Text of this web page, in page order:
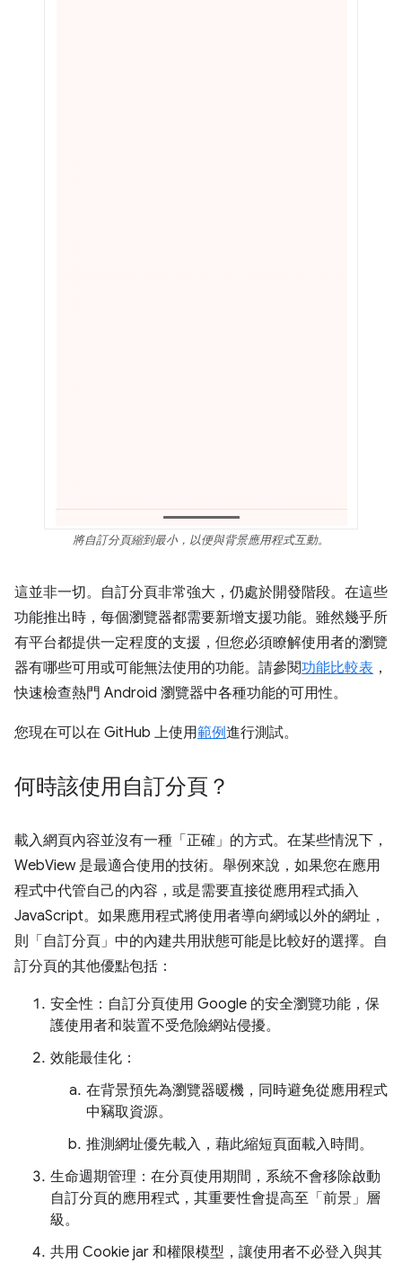
將自訂分頁縮到最小，以便與背景應用程式互動。
這並非一切。自訂分頁非常強大，仍處於開發階段。在這些
功能推出時，每個瀏覽器都需要新增支援功能。雖然幾乎所
有平台都提供一定程度的支援，但您必須瞭解使用者的瀏覽
器有哪些可用或可能無法使用的功能。請參閱功能比較表 ，
快速檢查熱門 Android 瀏覽器中各種功能的可用性。
您現在可以在 GitHub 上使用範例進行測試。
何時該使用自訂分頁？
載入網頁內容並沒有一種「正確」的方式。在某些情況下，
WebView 是最適合使用的技術。舉例來說，如果您在應用
程式中代管自己的內容，或是需要直接從應用程式插入
JavaScript。如果應用程式將使用者導向網域以外的網址，
則「自訂分頁」中的內建共用狀態可能是比較好的選擇。自
訂分頁的其他優點包括：
安全性：自訂分頁使用 Google 的安全瀏覽功能，保
護使用者和裝置不受危險網站侵擾。
效能最佳化：
在背景預先為瀏覽器暖機，同時避免從應用程式
中竊取資源。
推測網址優先載入，藉此縮短頁面載入時間。
生命週期管理：在分頁使用期間，系統不會移除啟動
自訂分頁的應用程式，其重要性會提高至「前景」層
級。
共用 Cookie jar 和權限模型，讓使用者不必登入與其